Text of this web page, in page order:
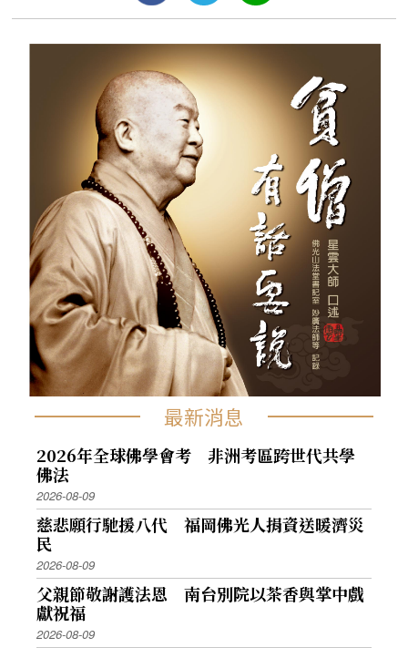
最新消息
2026年全球佛學會考 非洲考區跨世代共學
佛法
2026-08-09
慈悲願行馳援八代 福岡佛光人捐資送暖濟災
民
2026-08-09
父親節敬謝護法恩 南台別院以茶香與掌中戲
獻祝福
2026-08-09